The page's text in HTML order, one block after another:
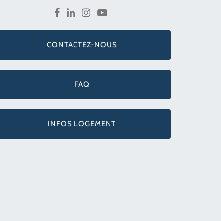
CONTACTEZ-NOUS
FAQ
INFOS LOGEMENT